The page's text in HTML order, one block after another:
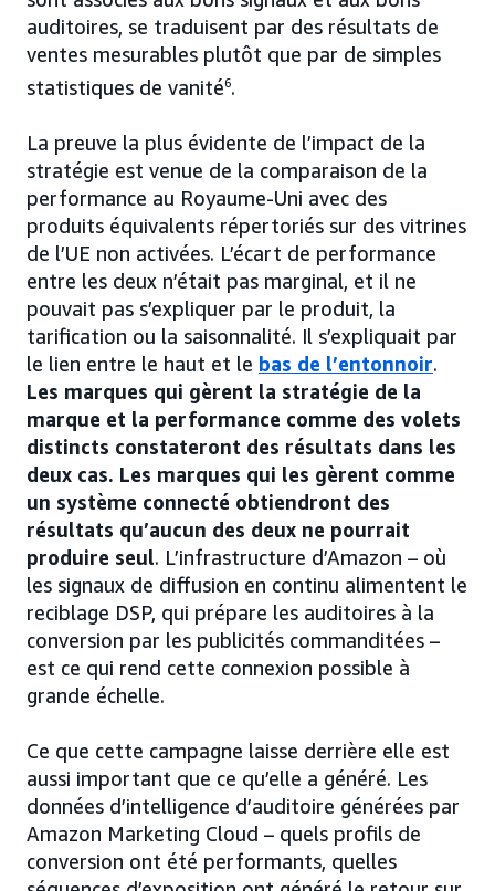
auditoires, se traduisent par des résultats de
ventes mesurables plutôt que par de simples
statistiques de vanité6.
La preuve la plus évidente de l’impact de la
stratégie est venue de la comparaison de la
performance au Royaume-Uni avec des
produits équivalents répertoriés sur des vitrines
de l’UE non activées. L’écart de performance
entre les deux n’était pas marginal, et il ne
pouvait pas s’expliquer par le produit, la
tarification ou la saisonnalité. Il s’expliquait par
le lien entre le haut et le bas de l’entonnoir.
Les marques qui gèrent la stratégie de la
marque et la performance comme des volets
distincts constateront des résultats dans les
deux cas. Les marques qui les gèrent comme
un système connecté obtiendront des
résultats qu’aucun des deux ne pourrait
produire seul. L’infrastructure d’Amazon – où
les signaux de diffusion en continu alimentent le
reciblage DSP, qui prépare les auditoires à la
conversion par les publicités commanditées –
est ce qui rend cette connexion possible à
grande échelle.
Ce que cette campagne laisse derrière elle est
aussi important que ce qu’elle a généré. Les
données d’intelligence d’auditoire générées par
Amazon Marketing Cloud – quels profils de
conversion ont été performants, quelles